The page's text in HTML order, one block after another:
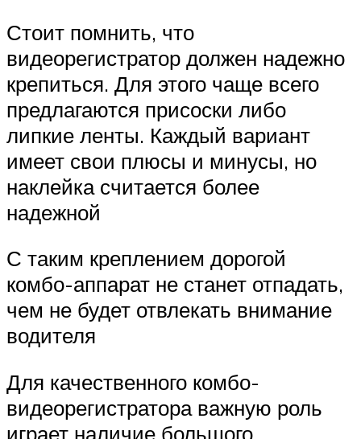
Стоит помнить, что
видеорегистратор должен надежно
крепиться. Для этого чаще всего
предлагаются присоски либо
липкие ленты. Каждый вариант
имеет свои плюсы и минусы, но
наклейка считается более
надежной
С таким креплением дорогой
комбо-аппарат не станет отпадать,
чем не будет отвлекать внимание
водителя
Для качественного комбо-
видеорегистратора важную роль
играет наличие большого